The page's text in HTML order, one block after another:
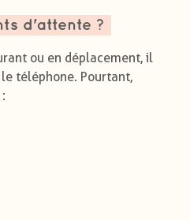
d'attente ?
ou en déplacement, il
téléphone. Pourtant,